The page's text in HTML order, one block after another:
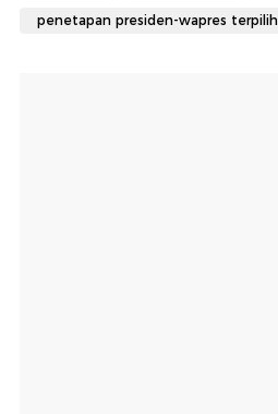
penetapan presiden-wapres terpilih